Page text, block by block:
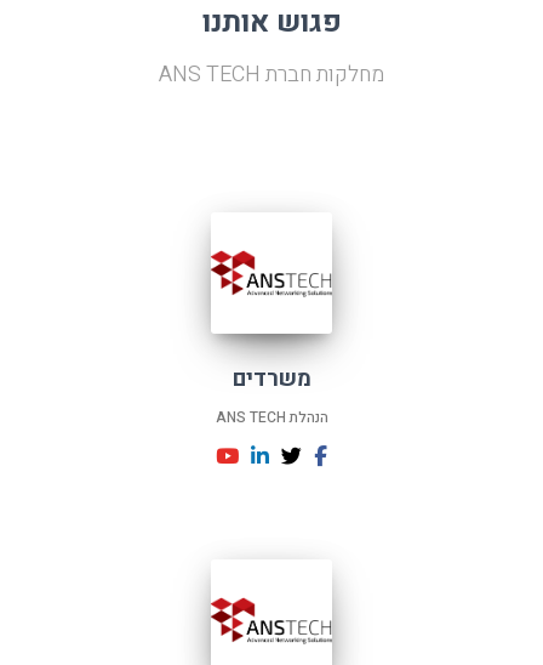
פגוש אותנו
מחלקות חברת ANS TECH
משרדים
הנהלת ANS TECH